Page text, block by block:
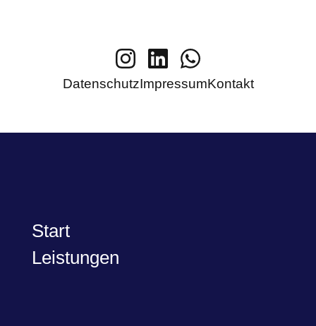
DatenschutzImpressumKontakt
Start
Leistungen